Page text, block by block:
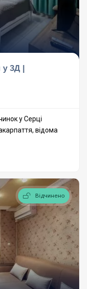
у 3Д |
у Серці
відома
Відчинено